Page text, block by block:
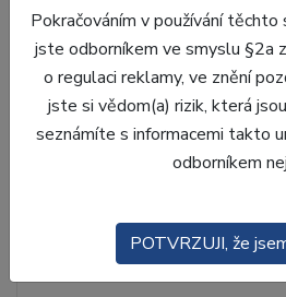
OTISKOVÁNÍ
VÝPLNĚ
PROVIZORIA A REBAZE
Pokračováním v používání
jste odborníkem ve smyslu §2a
o regulaci reklamy, ve znění
jste si vědom(a) rizik, která
seznámíte s informacemi takto
odborníkem
POTVRZUJI, že